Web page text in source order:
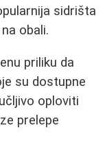
sidrišta
obali.
priliku da
su dostupne
oploviti
prelepe